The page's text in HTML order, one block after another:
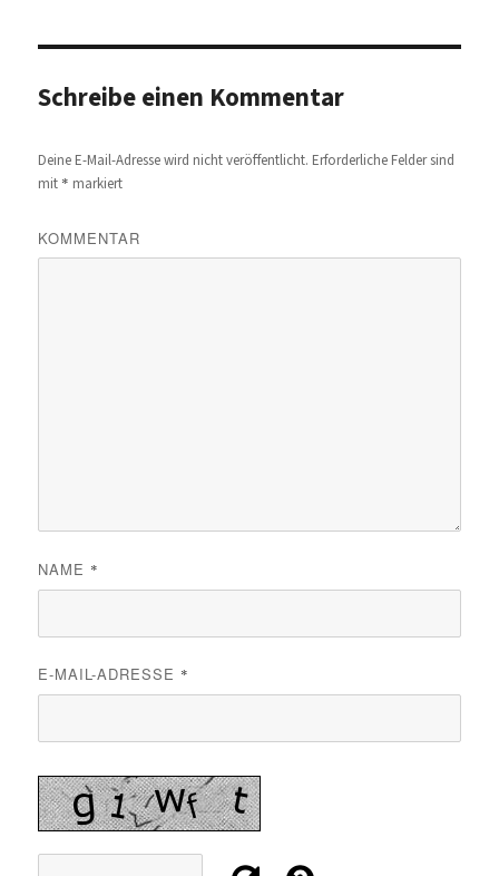
Schreibe einen Kommentar
Deine E-Mail-Adresse wird nicht veröffentlicht. Erforderliche Felder sind
mit * markiert
KOMMENTAR
NAME *
E-MAIL-ADRESSE *